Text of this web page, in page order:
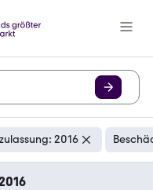
2016